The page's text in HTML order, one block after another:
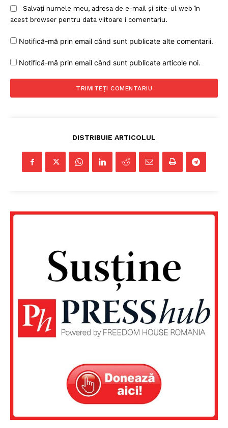
Un proiect
FREEDOM HOUSE ROMÂNIA
Salvați numele meu, adresa de e-mail și site-ul web în
acest browser pentru data viitoare i comentariu.
Notifică-mă prin email când sunt publicate alte comentarii.
Notifică-mă prin email când sunt publicate articole noi.
DISTRIBUIE ARTICOLUL